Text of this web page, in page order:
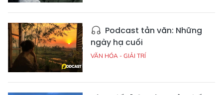
Podcast tản văn: Những
ngày hạ cuối
VĂN HÓA - GIẢI TRÍ